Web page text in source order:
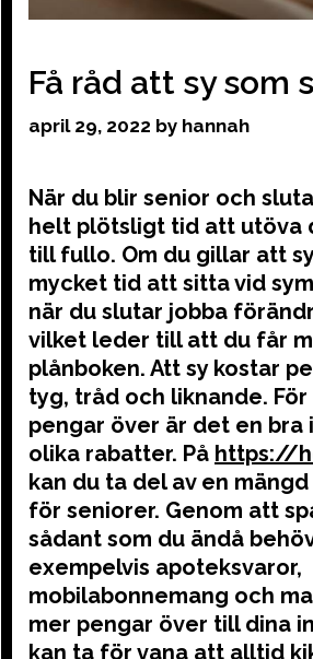
Få råd att sy som
april 29, 2022 by hannah
När du blir senior och
helt plötsligt tid att utöva
till fullo. Om du gillar att
mycket tid att sitta vid
när du slutar jobba
vilket leder till att du får
plånboken. Att sy kostar
tyg, tråd och liknande.
pengar över är det en
olika rabatter. På https://
kan du ta del av en
för seniorer. Genom att
sådant som du ändå
exempelvis apoteksvaror,
mobilabonnemang och
mer pengar över till dina
kan ta för vana att alltid